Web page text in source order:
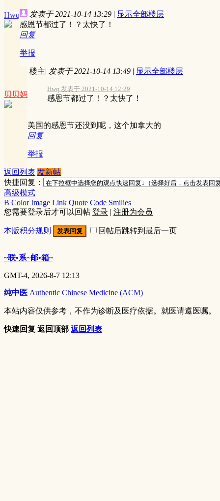
Hwq 发表于 2021-10-14 13:29 | 显示全部楼层
感恩节都过了！？太快了！
回复
举报
贝贝妈
楼主| 发表于 2021-10-14 13:49 | 显示全部楼层
Hwq 发表于 2021-10-14 12:29
感恩节都过了！？太快了！
美国的感恩节还没到呢，这个加拿大的
回复
举报
返回列表 发新帖
快捷回复：
高级模式
B Color Image Link Quote Code Smilies
您需要登录后才可以回帖 登录 | 注册为会员
本版积分规则 发表回复 回帖后跳转到最后一页
~联•系~邮•箱~
GMT-4, 2026-8-7 12:13
纯中医 Authentic Chinese Medicine (ACM)
本站内容仅供参考，不作为诊断及医疗依据。就医请遵医嘱。
快速回复 返回顶部 返回列表